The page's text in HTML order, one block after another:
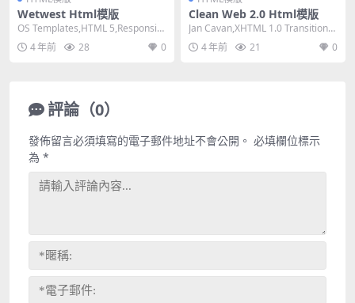
Wetwest Html模版
OS Templates,HTML 5,Responsiv
e, 4 Column...
4 年前 28 0
Clean Web 2.0 Html模版
Jan Cavan,XHTML 1.0 Transitiona
l,Fixed W...
4 年前 21 0
評論（0）
發佈留言必須填寫的電子郵件地址不會公開。 必填欄位標示
為 *